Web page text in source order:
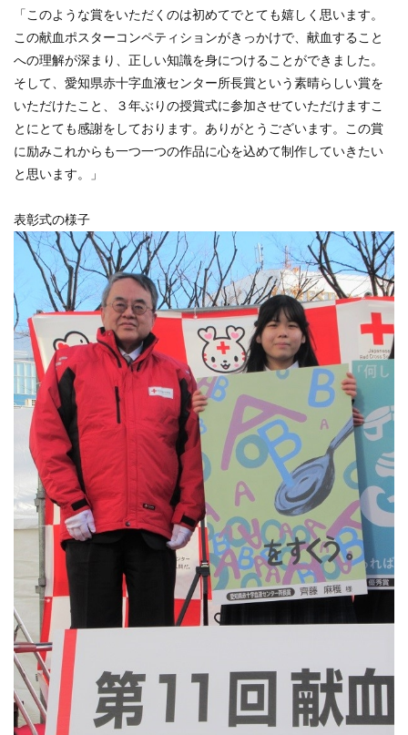
「このような賞をいただくのは初めてでとても嬉しく思います。
この献血ポスターコンペティションがきっかけで、献血すること
への理解が深まり、正しい知識を身につけることができました。
そして、愛知県赤十字血液センター所長賞という素晴らしい賞を
いただけたこと、３年ぶりの授賞式に参加させていただけますこ
とにとても感謝をしております。ありがとうございます。この賞
に励みこれからも一つ一つの作品に心を込めて制作していきたい
と思います。」
表彰式の様子